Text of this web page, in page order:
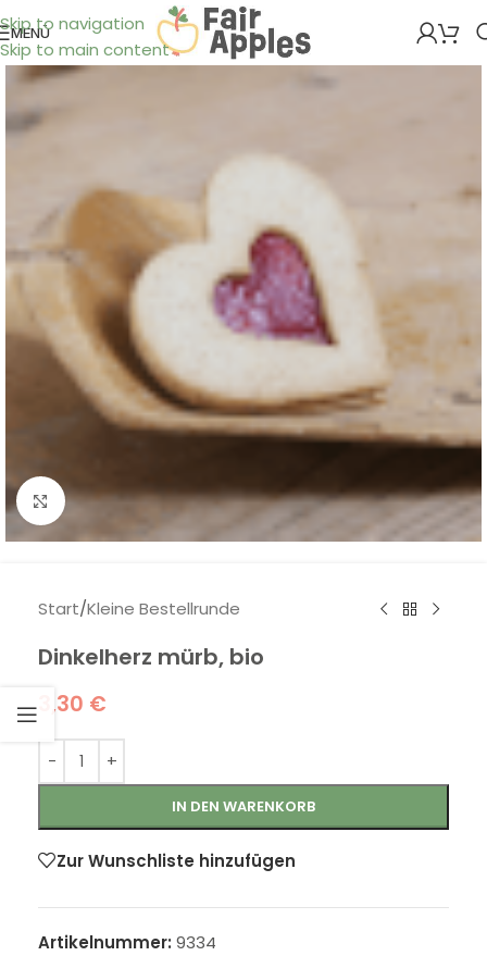
Skip to navigation
Skip to main content
MENÜ
Klick zum Vergrößern
Start/Kleine Bestellrunde
Dinkelherz mürb, bio
3,30 €
IN DEN WARENKORB
Zur Wunschliste hinzufügen
Artikelnummer: 9334